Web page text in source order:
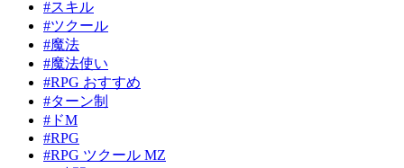
#スキル
#ツクール
#魔法
#魔法使い
#RPG おすすめ
#ターン制
#ドM
#RPG
#RPG ツクール MZ